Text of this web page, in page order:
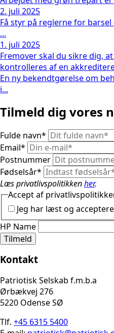
2. juli 2025
Få styr på reglerne for
...
1. juli 2025
Fremover skal du sikre dig,
kontrolleres af en
En ny bekendtgørelse om
i...
Tilmeld dig vores
Fulde navn*
Email*
Postnummer
Fødselsår*
Læs privatlivspolitikkenher.
Accept af
Jeg har læst og
HP Name
Tilmeld
Kontakt
Patriotisk Selskab f.m.b.a
Ørbækvej 276
5220 Odense SØ
Tlf. +45 6315 5400